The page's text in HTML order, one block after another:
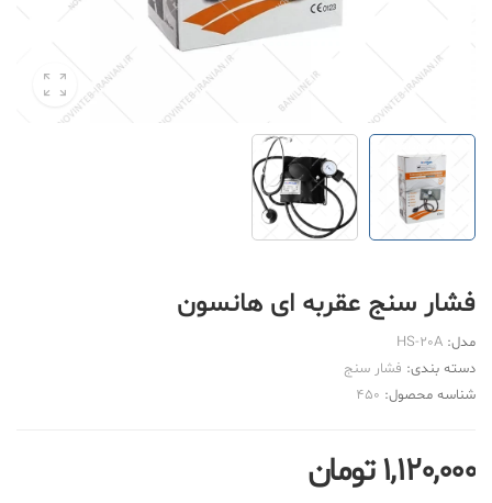
فشار سنج عقربه ای هانسون
مدل: HS-20A
دسته بندی: فشار سنج
شناسه محصول: 450
1,120,000 تومان